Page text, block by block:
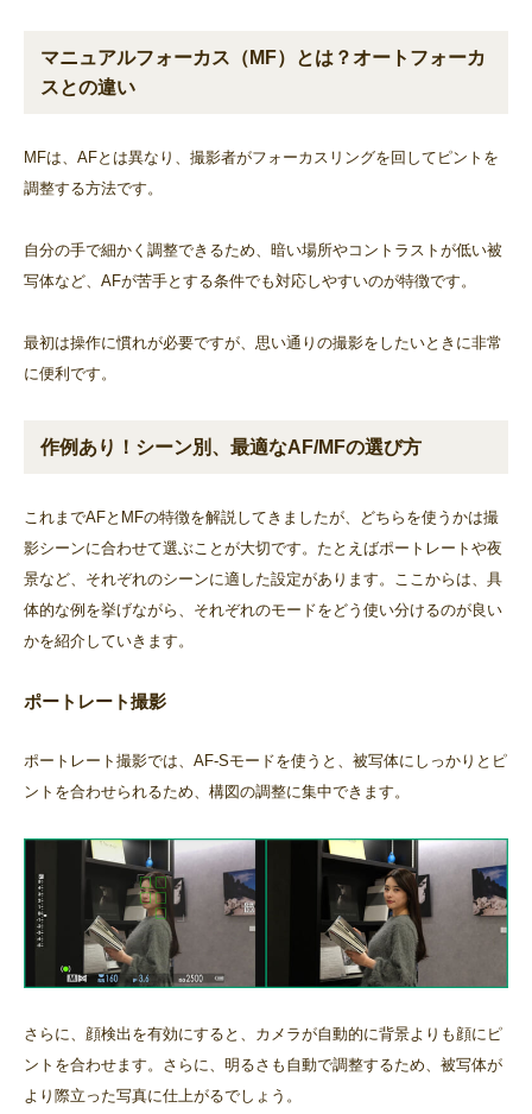
マニュアルフォーカス（MF）とは？オートフォーカ
スとの違い
MFは、AFとは異なり、撮影者がフォーカスリングを回してピントを
調整する方法です。
自分の手で細かく調整できるため、暗い場所やコントラストが低い被
写体など、AFが苦手とする条件でも対応しやすいのが特徴です。
最初は操作に慣れが必要ですが、思い通りの撮影をしたいときに非常
に便利です。
作例あり！シーン別、最適なAF/MFの選び方
これまでAFとMFの特徴を解説してきましたが、どちらを使うかは撮
影シーンに合わせて選ぶことが大切です。たとえばポートレートや夜
景など、それぞれのシーンに適した設定があります。ここからは、具
体的な例を挙げながら、それぞれのモードをどう使い分けるのが良い
かを紹介していきます。
ポートレート撮影
ポートレート撮影では、AF-Sモードを使うと、被写体にしっかりとピ
ントを合わせられるため、構図の調整に集中できます。
さらに、顔検出を有効にすると、カメラが自動的に背景よりも顔にピ
ントを合わせます。さらに、明るさも自動で調整するため、被写体が
より際立った写真に仕上がるでしょう。